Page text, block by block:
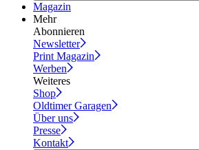
Magazin
Mehr
Abonnieren
Newsletter
Print Magazin
Werben
Weiteres
Shop
Oldtimer Garagen
Über uns
Presse
Kontakt